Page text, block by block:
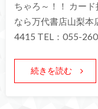
ちゃろ～！！ カー
なら万代書店山梨
4415 TEL：055-
続きを読む